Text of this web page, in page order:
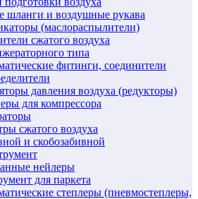
шланги и воздушные рукава
(маслораспылители)
сжатого воздуха
типа
фитинги, соединители
давления воздуха (редукторы)
для компрессора
сжатого воздуха
и скобозабивной
нейлеры
для паркета
степлеры (пневмостеплеры,